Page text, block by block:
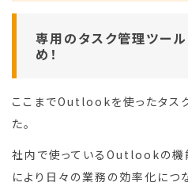
専用のタスク管理ツー
め！
ここまでOutlookを使ったタス
た。
社内で使っているOutlookの機
により日々の業務の効率化につ